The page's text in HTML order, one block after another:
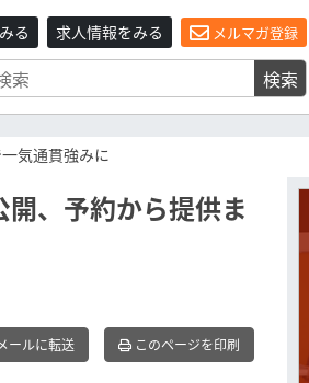
る 求人情報をみる メルマガ登録
検索
気通貫強みに
、予約から提供ま
ールに転送 このページを印刷